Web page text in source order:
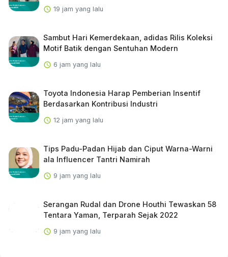
19 jam yang lalu
Sambut Hari Kemerdekaan, adidas Rilis Koleksi
Motif Batik dengan Sentuhan Modern
6 jam yang lalu
Toyota Indonesia Harap Pemberian Insentif
Berdasarkan Kontribusi Industri
12 jam yang lalu
Tips Padu-Padan Hijab dan Ciput Warna-Warni
ala Influencer Tantri Namirah
9 jam yang lalu
Serangan Rudal dan Drone Houthi Tewaskan 58
Tentara Yaman, Terparah Sejak 2022
9 jam yang lalu